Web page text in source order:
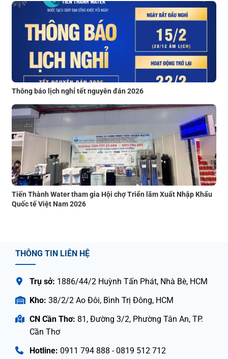
Thông báo lịch nghỉ tết nguyên đán 2026
Tiến Thành Water tham gia Hội chợ Triển lãm Xuất Nhập Khẩu
Quốc tế Việt Nam 2026
THÔNG TIN LIÊN HỆ
Trụ sở: 1886/44/2 Huỳnh Tấn Phát, Nhà Bè, HCM
Kho: 38/2/2 Ao Đôi, Bình Trị Đông, HCM
CN Cần Thơ: 81, Đường 3/2, Phường Tân An, TP.
Cần Thơ
Hotline: 0911 794 888 - 0819 512 712